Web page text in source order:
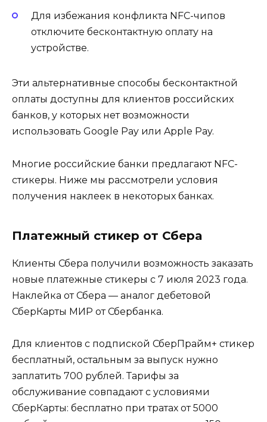
Для избежания конфликта NFC-чипов
отключите бесконтактную оплату на
устройстве.
Эти альтернативные способы бесконтактной
оплаты доступны для клиентов российских
банков, у которых нет возможности
использовать Google Pay или Apple Pay.
Многие российские банки предлагают NFC-
стикеры. Ниже мы рассмотрели условия
получения наклеек в некоторых банках.
Платежный стикер от Сбера
Клиенты Сбера получили возможность заказать
новые платежные стикеры с 7 июля 2023 года.
Наклейка от Сбера — аналог дебетовой
СберКарты МИР от Сбербанка.
Для клиентов с подпиской СберПрайм+ стикер
бесплатный, остальным за выпуск нужно
заплатить 700 рублей. Тарифы за
обслуживание совпадают с условиями
СберКарты: бесплатно при тратах от 5000